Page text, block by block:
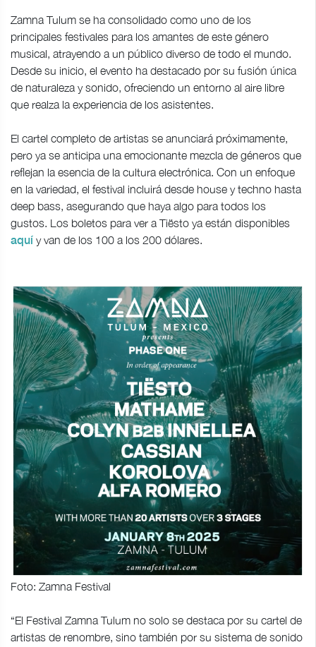
Zamna Tulum se ha consolidado como uno de los
principales festivales para los amantes de este género
musical, atrayendo a un público diverso de todo el mundo.
Desde su inicio, el evento ha destacado por su fusión única
de naturaleza y sonido, ofreciendo un entorno al aire libre
que realza la experiencia de los asistentes.
El cartel completo de artistas se anunciará próximamente,
pero ya se anticipa una emocionante mezcla de géneros que
reflejan la esencia de la cultura electrónica. Con un enfoque
en la variedad, el festival incluirá desde house y techno hasta
deep bass, asegurando que haya algo para todos los
gustos. Los boletos para ver a Tiësto ya están disponibles
aquí y van de los 100 a los 200 dólares.
Foto: Zamna Festival
“El Festival Zamna Tulum no solo se destaca por su cartel de
artistas de renombre, sino también por su sistema de sonido